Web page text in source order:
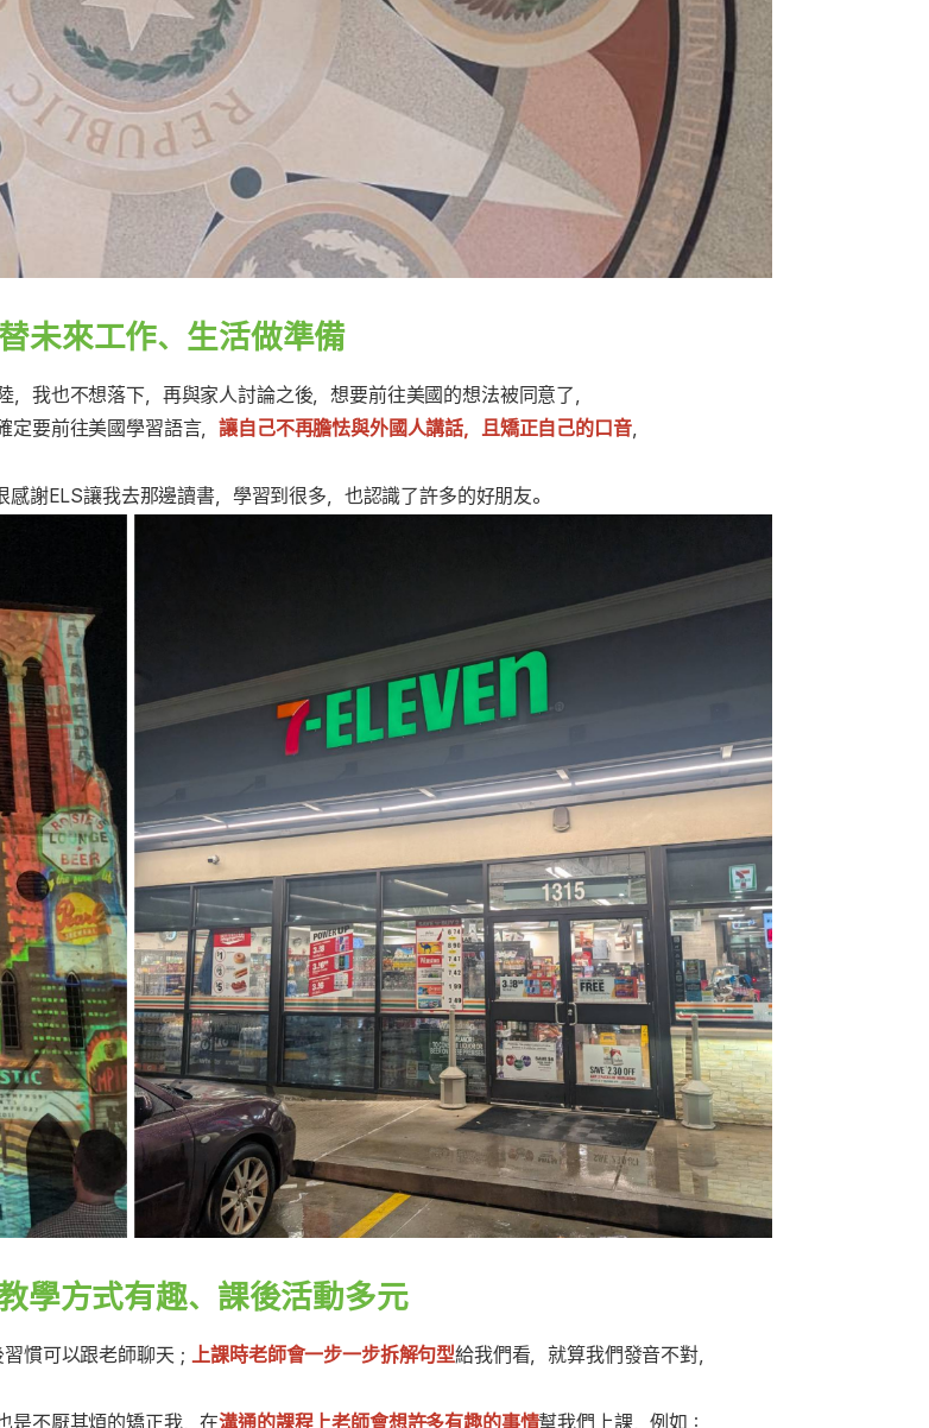
未來工作、生活做準備
我也不想落下，再與家人討論之後，想要前往美國的想法被同意了，
定要前往美國學習語言，讓自己不再膽怯與外國人講話，且矯正自己的口音，
謝ELS讓我去那邊讀書，學習到很多，也認識了許多的好朋友。
學方式有趣、課後活動多元
慣可以跟老師聊天； 上課時老師會一步一步拆解句型給我們看，就算我們發音不對，
是不厭其煩的矯正我，在溝通的課程上老師會想許多有趣的事情幫我們上課，例如：